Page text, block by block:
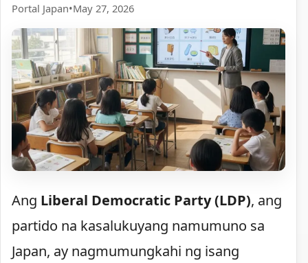
Portal Japan•May 27, 2026
Ang Liberal Democratic Party (LDP), ang
partido na kasalukuyang namumuno sa
Japan, ay nagmumungkahi ng isang